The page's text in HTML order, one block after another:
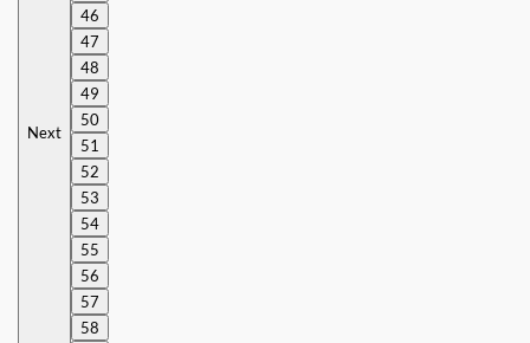
Next
46
47
48
49
50
51
52
53
54
55
56
57
58